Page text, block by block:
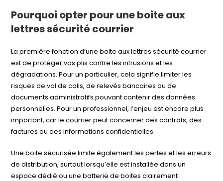
Pourquoi opter pour une boite aux
lettres sécurité courrier
La première fonction d’une boite aux lettres sécurité courrier
est de protéger vos plis contre les intrusions et les
dégradations. Pour un particulier, cela signifie limiter les
risques de vol de colis, de relevés bancaires ou de
documents administratifs pouvant contenir des données
personnelles. Pour un professionnel, l’enjeu est encore plus
important, car le courrier peut concerner des contrats, des
factures ou des informations confidentielles.
Une boite sécurisée limite également les pertes et les erreurs
de distribution, surtout lorsqu’elle est installée dans un
espace dédié ou une batterie de boites clairement